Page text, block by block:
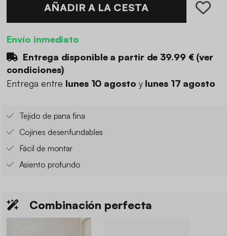
AÑADIR A LA CESTA
Envío inmediato
Entrega disponible a partir de 39.99 €(ver
condiciones)
Entrega entre lunes 10 agosto y lunes 17 agosto
Tejido de pana fina
Cojines desenfundables
Fácil de montar
Asiento profundo
Combinación perfecta